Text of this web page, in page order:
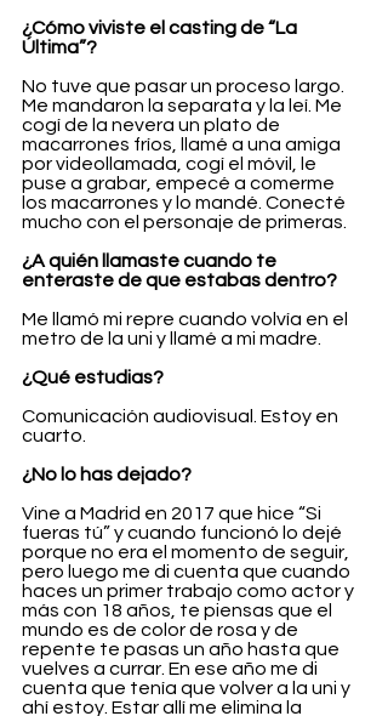
¿Cómo viviste el casting de “La
Última”?
No tuve que pasar un proceso largo.
Me mandaron la separata y la leí. Me
cogí de la nevera un plato de
macarrones fríos, llamé a una amiga
por videollamada, cogí el móvil, le
puse a grabar, empecé a comerme
los macarrones y lo mandé. Conecté
mucho con el personaje de primeras.
¿A quién llamaste cuando te
enteraste de que estabas dentro?
Me llamó mi repre cuando volvía en el
metro de la uni y llamé a mi madre.
¿Qué estudias?
Comunicación audiovisual. Estoy en
cuarto.
¿No lo has dejado?
Vine a Madrid en 2017 que hice “Si
fueras tú” y cuando funcionó lo dejé
porque no era el momento de seguir,
pero luego me di cuenta que cuando
haces un primer trabajo como actor y
más con 18 años, te piensas que el
mundo es de color de rosa y de
repente te pasas un año hasta que
vuelves a currar. En ese año me di
cuenta que tenía que volver a la uni y
ahí estoy. Estar allí me elimina la